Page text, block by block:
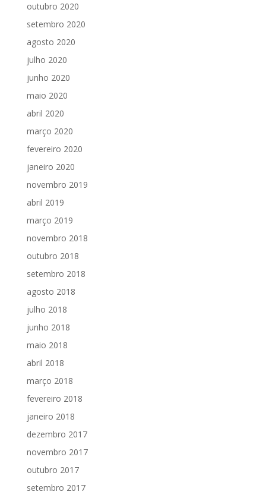
outubro 2020
setembro 2020
agosto 2020
julho 2020
junho 2020
maio 2020
abril 2020
março 2020
fevereiro 2020
janeiro 2020
novembro 2019
abril 2019
março 2019
novembro 2018
outubro 2018
setembro 2018
agosto 2018
julho 2018
junho 2018
maio 2018
abril 2018
março 2018
fevereiro 2018
janeiro 2018
dezembro 2017
novembro 2017
outubro 2017
setembro 2017